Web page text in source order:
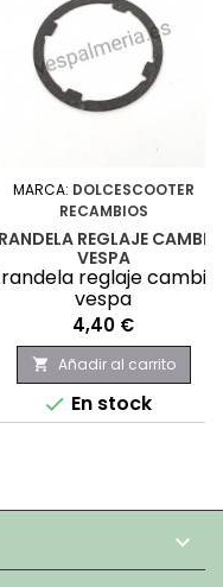
MARCA: DOLCESCOOTER
RECAMBIOS
REGLAJE CAMBIO
VESPA
reglaje cambio
vespa
Precio
4,40 €
 Añadir al carrito
 En stock
